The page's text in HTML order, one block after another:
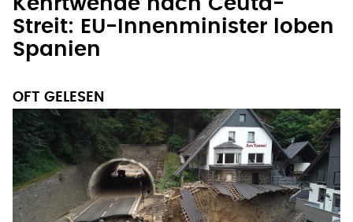
Streit: EU-Innenminister loben
Spanien